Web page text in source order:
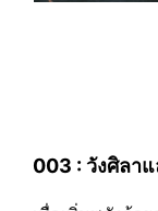
003 : วังศิลาแ